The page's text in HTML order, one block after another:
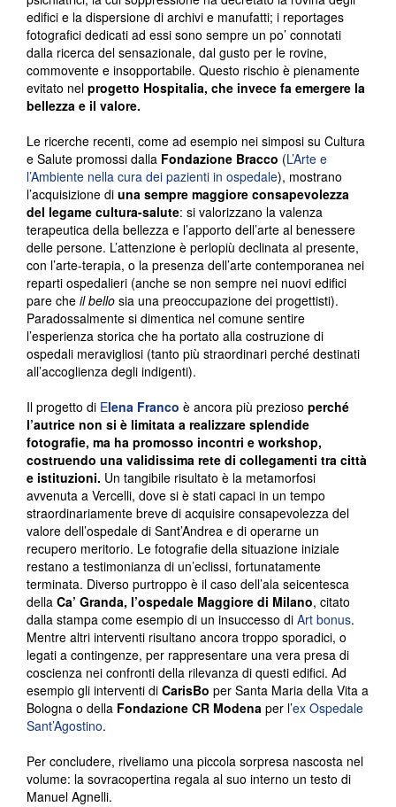
edifici e la dispersione di archivi e manufatti; i reportages
fotografici dedicati ad essi sono sempre un po’ connotati
dalla ricerca del sensazionale, dal gusto per le rovine,
commovente e insopportabile. Questo rischio è pienamente
evitato nel progetto Hospitalia, che invece fa emergere la
bellezza e il valore.
Le ricerche recenti, come ad esempio nei simposi su Cultura
e Salute promossi dalla Fondazione Bracco (L’Arte e
l’Ambiente nella cura dei pazienti in ospedale), mostrano
l’acquisizione di una sempre maggiore consapevolezza
del legame cultura-salute: si valorizzano la valenza
terapeutica della bellezza e l’apporto dell’arte al benessere
delle persone. L’attenzione è perlopiù declinata al presente,
con l’arte-terapia, o la presenza dell’arte contemporanea nei
reparti ospedalieri (anche se non sempre nei nuovi edifici
pare che il bello sia una preoccupazione dei progettisti).
Paradossalmente si dimentica nel comune sentire
l’esperienza storica che ha portato alla costruzione di
ospedali meravigliosi (tanto più straordinari perché destinati
all’accoglienza degli indigenti).
Il progetto di Elena Franco è ancora più prezioso perché
l’autrice non si è limitata a realizzare splendide
fotografie, ma ha promosso incontri e workshop,
costruendo una validissima rete di collegamenti tra città
e istituzioni. Un tangibile risultato è la metamorfosi
avvenuta a Vercelli, dove si è stati capaci in un tempo
straordinariamente breve di acquisire consapevolezza del
valore dell’ospedale di Sant’Andrea e di operarne un
recupero meritorio. Le fotografie della situazione iniziale
restano a testimonianza di un’eclissi, fortunatamente
terminata. Diverso purtroppo è il caso dell’ala seicentesca
della Ca’ Granda, l’ospedale Maggiore di Milano, citato
dalla stampa come esempio di un insuccesso di Art bonus.
Mentre altri interventi risultano ancora troppo sporadici, o
legati a contingenze, per rappresentare una vera presa di
coscienza nei confronti della rilevanza di questi edifici. Ad
esempio gli interventi di CarisBo per Santa Maria della Vita a
Bologna o della Fondazione CR Modena per l’ex Ospedale
Sant’Agostino.
Per concludere, riveliamo una piccola sorpresa nascosta nel
volume: la sovracopertina regala al suo interno un testo di
Manuel Agnelli.